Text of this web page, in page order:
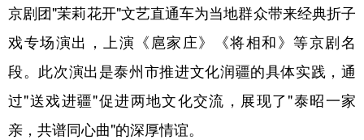
陕西 甘肃 青海 宁夏
新疆 内蒙古 黑龙江
多语种频道
京剧团"茉莉花开"文艺直通车为当地群众带来经典折子
戏专场演出，上演《扈家庄》《将相和》等京剧名
段。此次演出是泰州市推进文化润疆的具体实践，通
过"送戏进疆"促进两地文化交流，展现了"泰昭一家
亲，共谱同心曲"的深厚情谊。